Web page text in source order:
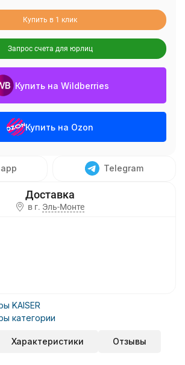
Купить в 1 клик
Запрос счета для юрлиц
Купить на Wildberries
Купить на Ozon
Telegram
в г. Эль-Монте
KAISER
категории
Характеристики Отзывы